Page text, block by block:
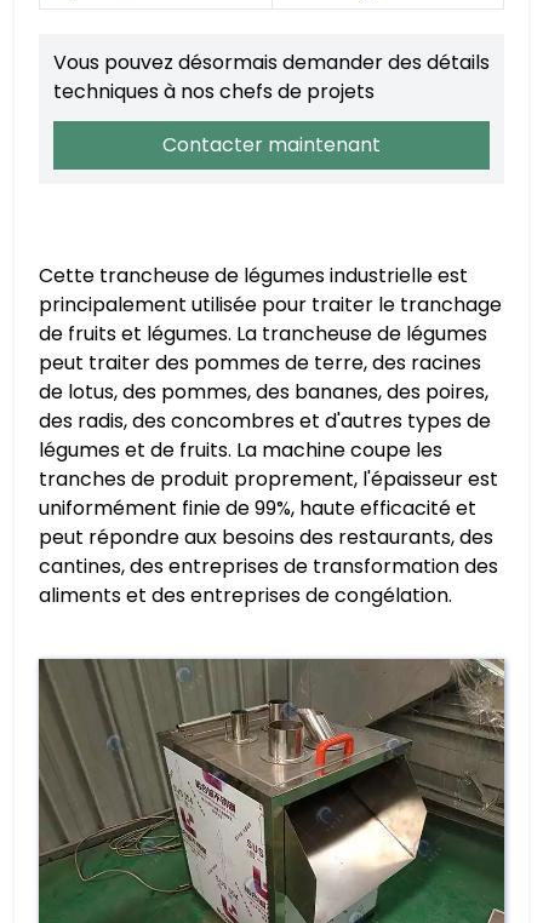
Vous pouvez désormais demander des détails
techniques à nos chefs de projets
Contacter maintenant
Cette trancheuse de légumes industrielle est
principalement utilisée pour traiter le tranchage
de fruits et légumes. La trancheuse de légumes
peut traiter des pommes de terre, des racines
de lotus, des pommes, des bananes, des poires,
des radis, des concombres et d'autres types de
légumes et de fruits. La machine coupe les
tranches de produit proprement, l'épaisseur est
uniformément finie de 99%, haute efficacité et
peut répondre aux besoins des restaurants, des
cantines, des entreprises de transformation des
aliments et des entreprises de congélation.